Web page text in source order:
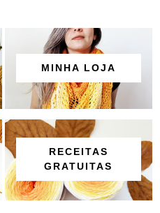
MINHA LOJA
RECEITAS
GRATUITAS